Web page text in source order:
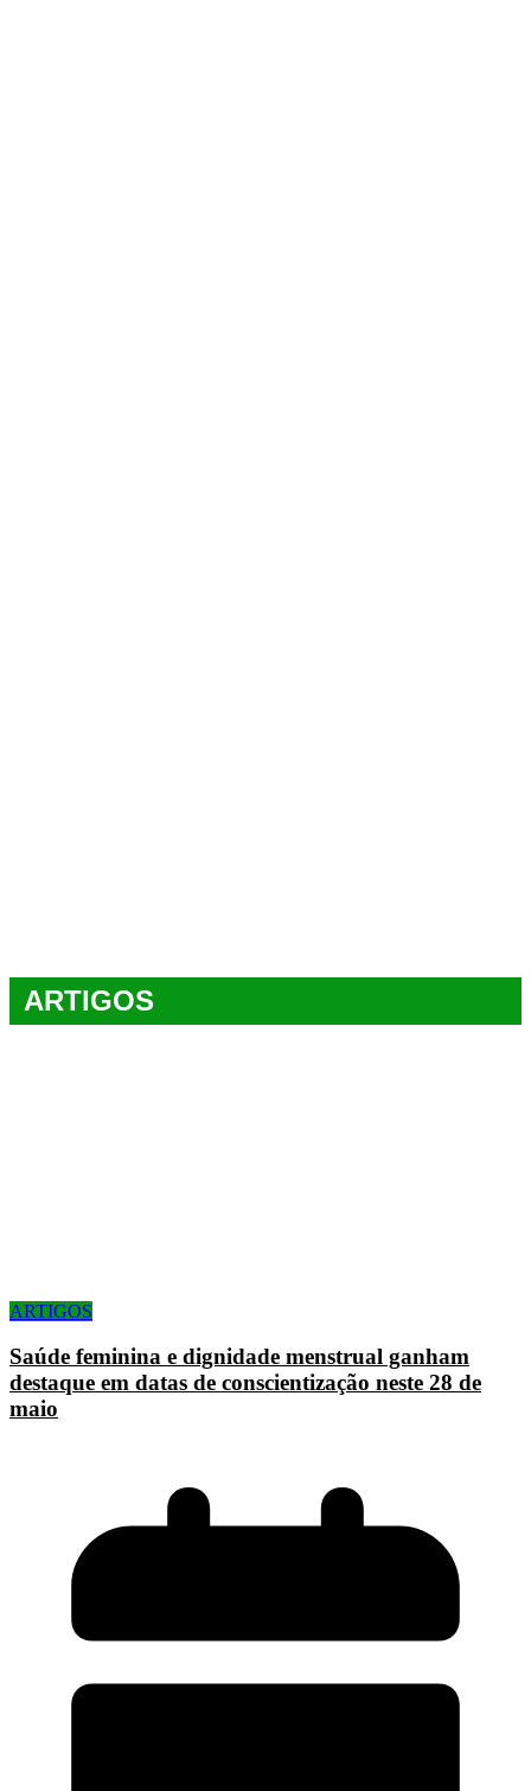
ARTIGOS
ARTIGOS
Saúde feminina e dignidade menstrual ganham
destaque em datas de conscientização neste 28 de
maio